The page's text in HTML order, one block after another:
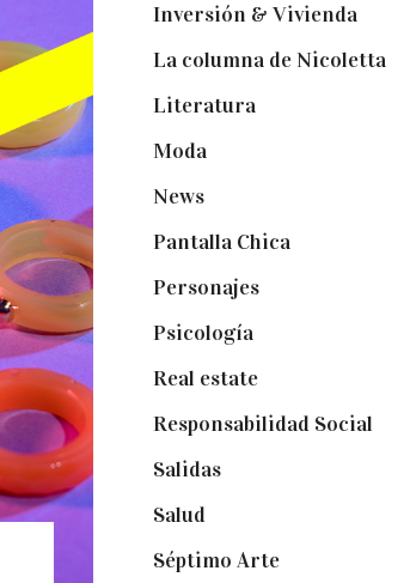
Inversión & Vivienda(5)
La columna de Nicoletta(5)
Literatura(1)
Moda(84)
News(24)
Pantalla Chica(22)
Personajes(9)
Psicología(60)
Real estate(7)
Responsabilidad Social
Salidas(16)
Salud
Séptimo Arte(40)